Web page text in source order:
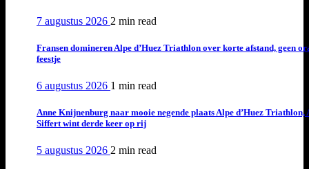
7 augustus 2026 2 min read
Fransen domineren Alpe d’Huez Triathlon over korte afstand, geen
feestje
6 augustus 2026 1 min read
Anne Knijnenburg naar mooie negende plaats Alpe d’Huez Triathlon,
Siffert wint derde keer op rij
5 augustus 2026 2 min read